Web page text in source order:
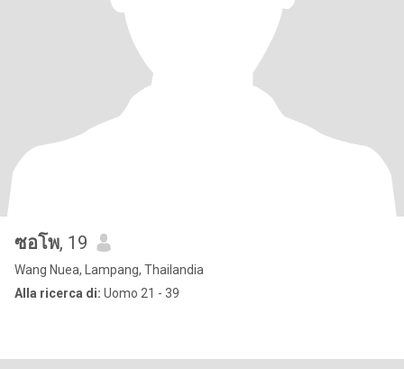
ซอโพ, 19
Wang Nuea, Lampang, Thailandia
Alla ricerca di: Uomo 21 - 39